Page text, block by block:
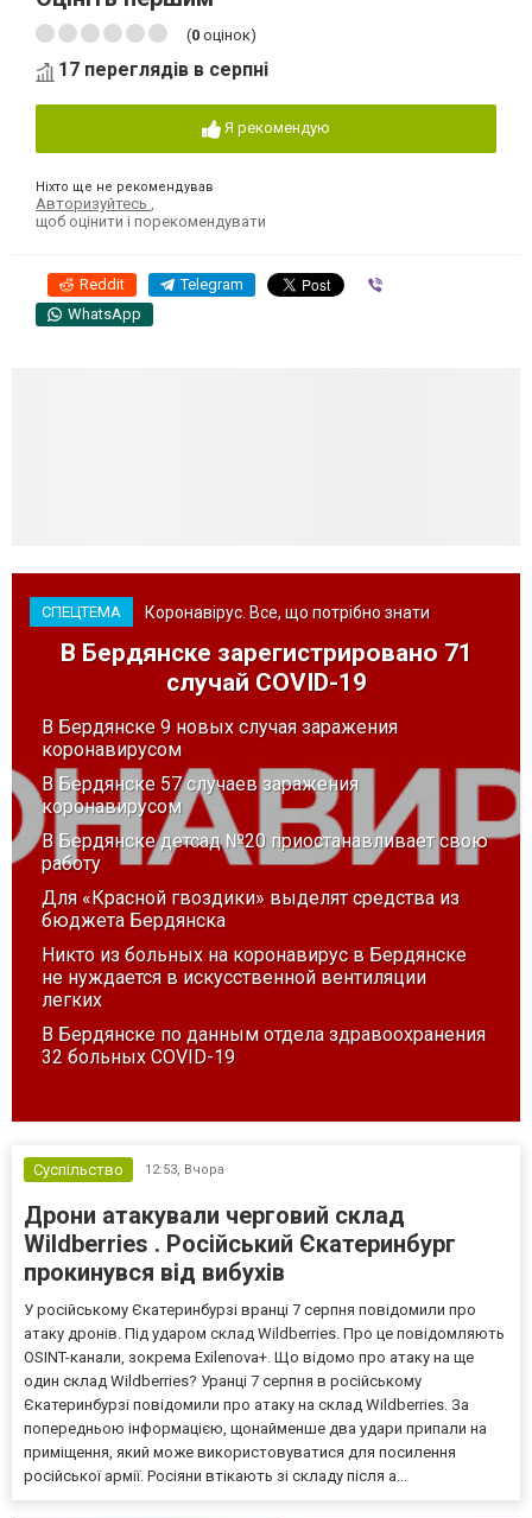
(0 оцінок)
17 переглядів в серпні
Я рекомендую
Ніхто ще не рекомендував
Авторизуйтесь ,
щоб оцінити і порекомендувати
Reddit Telegram
WhatsApp
СПЕЦТЕМА Коронавірус. Все, що потрібно знати
В Бердянске зарегистрировано 71
случай COVID-19
В Бердянске 9 новых случая заражения
коронавирусом
В Бердянске 57 случаев заражения
коронавирусом
В Бердянске детсад №20 приостанавливает свою
работу
Для «Красной гвоздики» выделят средства из
бюджета Бердянска
Никто из больных на коронавирус в Бердянске
не нуждается в искусственной вентиляции
легких
В Бердянске по данным отдела здравоохранения
32 больных COVID-19
Суспільство 12:53, Вчора
Дрони атакували черговий склад
Wildberries . Російський Єкатеринбург
прокинувся від вибухів
У російському Єкатеринбурзі вранці 7 серпня повідомили про
атаку дронів. Під ударом склад Wildberries. Про це повідомляють
OSINT-канали, зокрема Exilenova+. Що відомо про атаку на ще
один склад Wildberries? Уранці 7 серпня в російському
Єкатеринбурзі повідомили про атаку на склад Wildberries. За
попередньою інформацією, щонайменше два удари припали на
приміщення, який може використовуватися для посилення
російської армії. Росіяни втікають зі складу після а...